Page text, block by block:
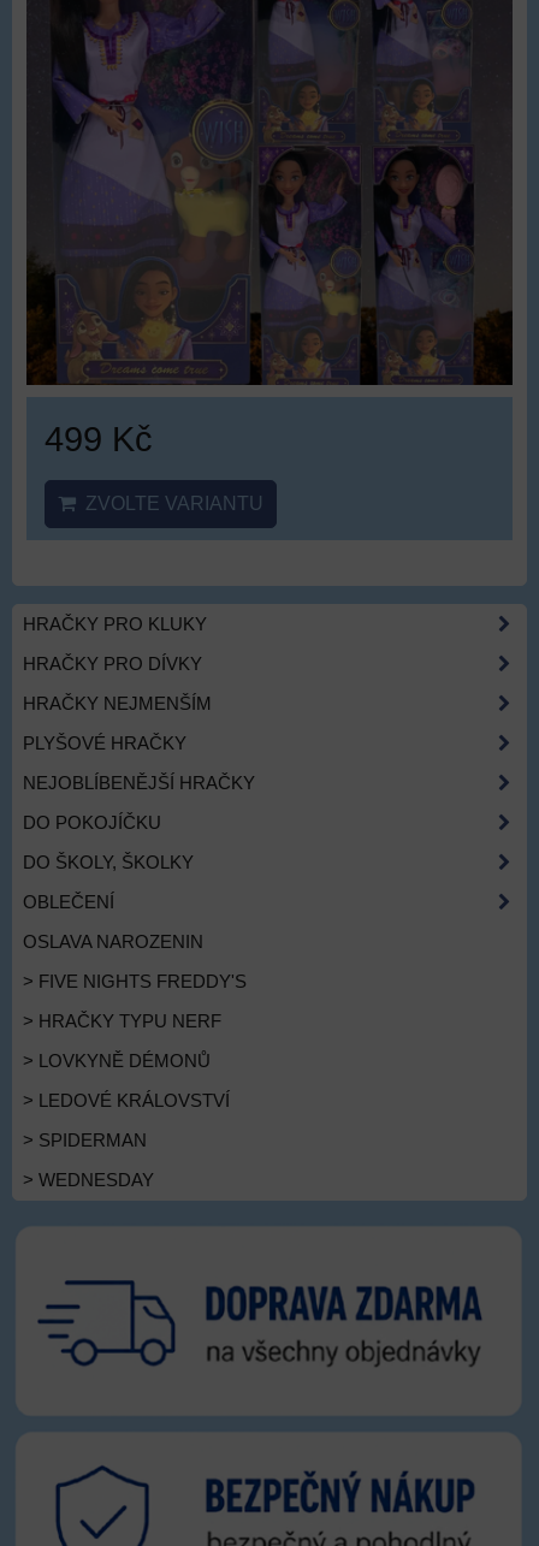
499 Kč
ZVOLTE VARIANTU
HRAČKY PRO KLUKY
HRAČKY PRO DÍVKY
HRAČKY NEJMENŠÍM
PLYŠOVÉ HRAČKY
NEJOBLÍBENĚJŠÍ HRAČKY
DO POKOJÍČKU
DO ŠKOLY, ŠKOLKY
OBLEČENÍ
OSLAVA NAROZENIN
> FIVE NIGHTS FREDDY'S
> HRAČKY TYPU NERF
> LOVKYNĚ DÉMONŮ
> LEDOVÉ KRÁLOVSTVÍ
> SPIDERMAN
> WEDNESDAY